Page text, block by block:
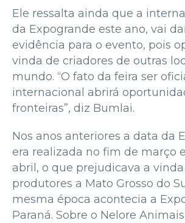
Ele ressalta ainda que a
da Expogrande este ano, vai
evidência para o evento, pois
vinda de criadores de outras
mundo. “O fato da feira ser
internacional abrirá
fronteiras”, diz Bumlai.
Nos anos anteriores a data da
era realizada no fim de março
abril, o que prejudicava a
produtores a Mato Grosso do
mesma época acontecia a
Paraná. Sobre o Nelore